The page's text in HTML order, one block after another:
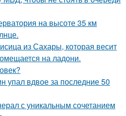
на высоте 35 км
из Сахары, которая весит
на ладони.
упал вдвое за последние 50
с уникальным сочетанием